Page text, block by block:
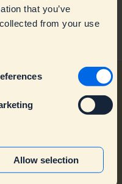
that you’ve
from your use
Allow selection
© 2026, Dopper B.V.